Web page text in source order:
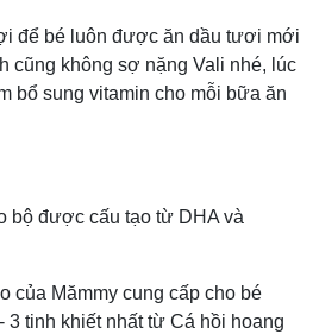
để bé luôn được ăn dầu tươi mới
cũng không sợ nặng Vali nhé, lúc
bổ sung vitamin cho mỗi bữa ăn
bộ được cấu tạo từ DHA và
của Mămmy cung cấp cho bé
3 tinh khiết nhất từ Cá hồi hoang